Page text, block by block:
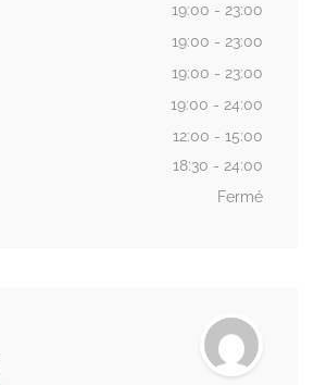
19:00 - 23:00
19:00 - 23:00
19:00 - 23:00
19:00 - 24:00
12:00 - 15:00
18:30 - 24:00
Fermé